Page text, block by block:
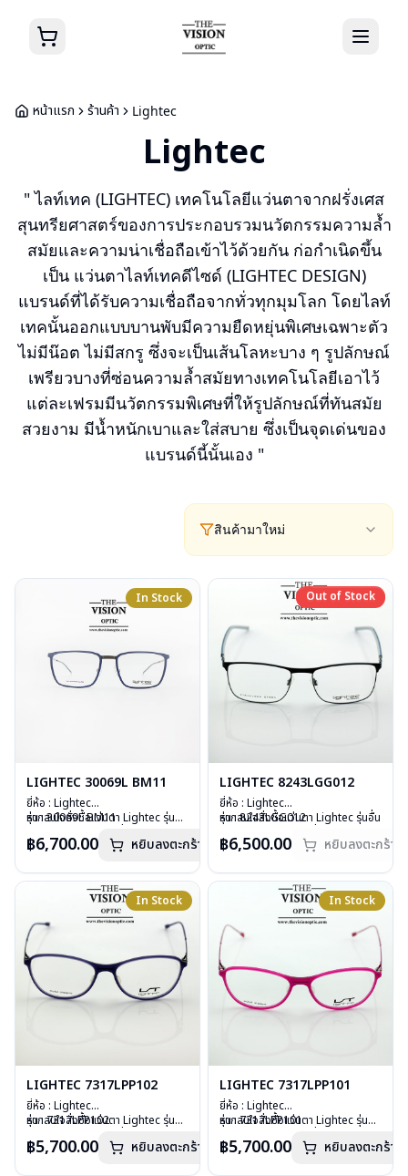
หน้าแรก ร้านค้า Lightec
Lightec
" ไลท์เทค (LIGHTEC) เทคโนโลยีแว่นตาจากฝรั่งเศส
สุนทรียศาสตร์ของการประกอบรวมนวัตกรรมความล้ำ
สมัยและความน่าเชื่อถือเข้าไว้ด้วยกัน ก่อกำเนิดขึ้น
เป็น แว่นตาไลท์เทคดีไซด์ (LIGHTEC DESIGN)
แบรนด์ที่ได้รับความเชื่อถือจากทั่วทุกมุมโลก โดยไลท์
เทคนั้นออกแบบบานพับมีความยืดหยุ่นพิเศษเฉพาะตัว
ไม่มีน๊อต ไม่มีสกรู ซึ่งจะเป็นเส้นโลหะบาง ๆ รูปลักษณ์
เพรียวบางที่ซ่อนความล้ำสมัยทางเทคโนโลยีเอาไว้
แต่ละเฟรมมีนวัตกรรมพิเศษที่ให้รูปลักษณ์ที่ทันสมัย
สวยงาม มีน้ำหนักเบาและใส่สบาย ซึ่งเป็นจุดเด่นของ
แบรนด์นี้นั้นเอง "
สินค้ามาใหม่
In Stock
LIGHTEC 30069L BM11
ยี่ห้อ : Lightec
รุ่น : 30069L BM11
เลนส์ : Demo Lens
อุปกรณ์ : กล่องแว่น, ผ้าเช็ดแว่น
น้ำหนัก : 16 กรัม
การรับประกัน : 1 ปี
หากสนใจสั่งชื้อแว่นตา Lightec รุ่นอื่น
ติดต่อเราคลิก
฿6,700.00 หยิบลงตะกร้า
Out of Stock
Out of Stock
LIGHTEC 8243LGG012
ยี่ห้อ : Lightec
รุ่น : 8243LGG012
เลนส์ : Demo Lens
อุปกรณ์ : กล่องแว่น, ผ้าเช็ดแว่น
น้ำหนัก : 16 กรัม
การรับประกัน : 1 ปี
หากสนใจสั่งชื้อแว่นตา Lightec รุ่นอื่น
ติดต่อเราคลิก
สั่งกรุณาติดต่อเราคลิก
฿6,500.00 หยิบลงตะกร้า
In Stock
LIGHTEC 7317LPP102
ยี่ห้อ : Lightec
รุ่น : 7317LPP102
เลนส์ : Demo Lens
หากสนใจสั่งชื้อแว่นตา Lightec รุ่นอื่น
ติดต่อเราคลิก
฿5,700.00 หยิบลงตะกร้า
In Stock
LIGHTEC 7317LPP101
ยี่ห้อ : Lightec
รุ่น : 7317LPP101
เลนส์ : Demo Lens
หากสนใจสั่งชื้อแว่นตา Lightec รุ่นอื่น
ติดต่อเราคลิก
฿5,700.00 หยิบลงตะกร้า